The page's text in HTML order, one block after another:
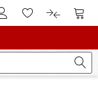
Al conto clienteAlla lista
Al Al